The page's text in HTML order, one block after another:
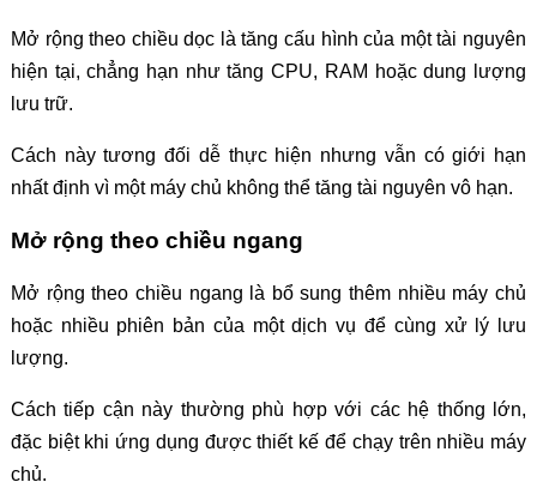
Mở rộng theo chiều dọc là tăng cấu hình của một tài nguyên
hiện tại, chẳng hạn như tăng CPU, RAM hoặc dung lượng
lưu trữ.
Cách này tương đối dễ thực hiện nhưng vẫn có giới hạn
nhất định vì một máy chủ không thể tăng tài nguyên vô hạn.
Mở rộng theo chiều ngang
Mở rộng theo chiều ngang là bổ sung thêm nhiều máy chủ
hoặc nhiều phiên bản của một dịch vụ để cùng xử lý lưu
lượng.
Cách tiếp cận này thường phù hợp với các hệ thống lớn,
đặc biệt khi ứng dụng được thiết kế để chạy trên nhiều máy
chủ.